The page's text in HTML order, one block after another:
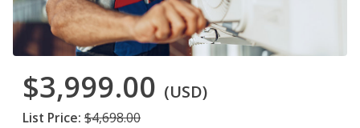
$3,999.00 (USD)
List Price: $4,698.00